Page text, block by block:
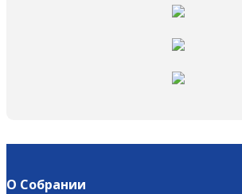
О Собрании